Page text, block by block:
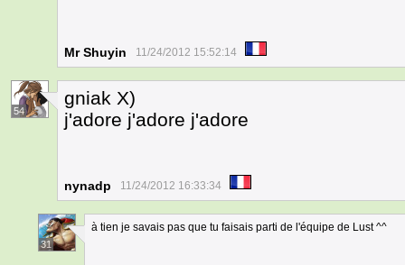
Mr Shuyin 11/24/2012 15:52:14
54
gniak X)
j'adore j'adore j'adore
nynadp 11/24/2012 16:33:34
31
à tien je savais pas que tu faisais parti de l'équipe de Lust ^^